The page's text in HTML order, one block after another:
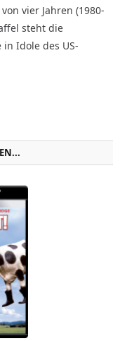
vier Jahren (1980-
steht die
Idole des US-